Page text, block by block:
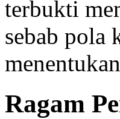
terbukti
sebab pola
Ragam